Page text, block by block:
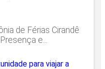
de Férias Cirandê
e...